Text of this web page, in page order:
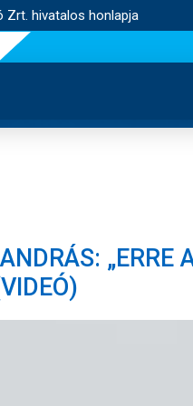
Zrt. hivatalos honlapja
„ERRE